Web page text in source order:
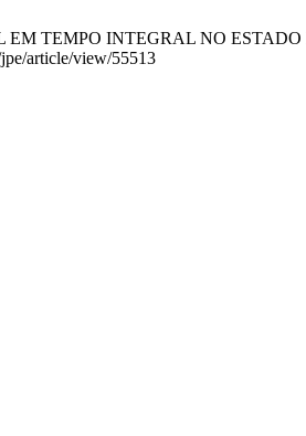
TEMPO INTEGRAL NO
article/view/55513